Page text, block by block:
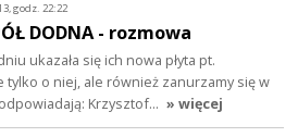
godz. 22:22
DODNA - rozmowa
ukazała się ich nowa płyta pt.
tylko o niej, ale również zanurzamy się w
Krzysztof… » więcej